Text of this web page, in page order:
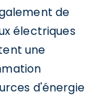
de
électriques
une
d'énergie